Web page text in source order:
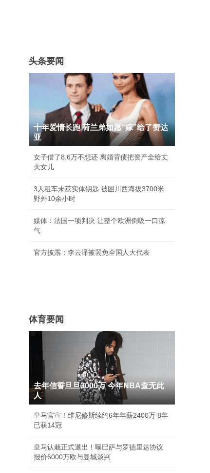
头条要闻
十年爱情长跑 荷兰弟如愿“嫁”给了赞达
亚
女子借了8.6万不想还 离婚背债把资产全给丈
夫女儿
3人租车未获实体钥匙 被困川西海拔3700米
野外10余小时
媒体：法国一项判决 让整个欧洲倒吸一口凉
气
官方披露：李云泽被罢免全国人大代表
体育要闻
去年信誓旦旦3000万 今年NBA查无此
人
皇马官宣！维尼修斯续约6年年薪2400万 8年
已获14冠
皇马认栽正式退出！曝巴萨与罗德里达协议
报价6000万欧与曼城谈判